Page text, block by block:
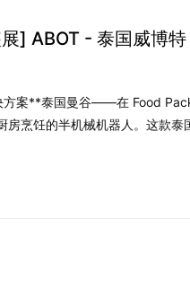
] ABOT - 泰国威博特
方案**泰国曼谷——在 Food
房烹饪的半机械机器人。这款